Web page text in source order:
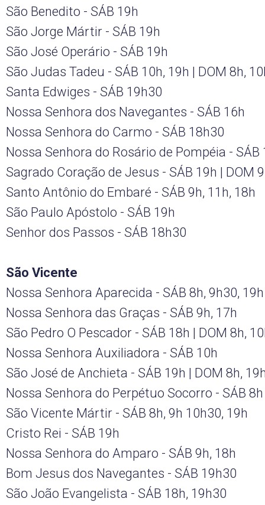
São Benedito - SÁB 19h
São Jorge Mártir - SÁB 19h
São José Operário - SÁB 19h
São Judas Tadeu - SÁB 10h, 19h | DOM 8h,
Santa Edwiges - SÁB 19h30
Nossa Senhora dos Navegantes - SÁB 16h
Nossa Senhora do Carmo - SÁB 18h30
Nossa Senhora do Rosário de Pompéia - SÁB
Sagrado Coração de Jesus - SÁB 19h | DOM
Santo Antônio do Embaré - SÁB 9h, 11h, 18h
São Paulo Apóstolo - SÁB 19h
Senhor dos Passos - SÁB 18h30
São Vicente
Nossa Senhora Aparecida - SÁB 8h, 9h30, 19h
Nossa Senhora das Graças - SÁB 9h, 17h
São Pedro O Pescador - SÁB 18h | DOM 8h,
Nossa Senhora Auxiliadora - SÁB 10h
São José de Anchieta - SÁB 19h | DOM 8h,
Nossa Senhora do Perpétuo Socorro - SÁB 8h
São Vicente Mártir - SÁB 8h, 9h 10h30, 19h
Cristo Rei - SÁB 19h
Nossa Senhora do Amparo - SÁB 9h, 18h
Bom Jesus dos Navegantes - SÁB 19h30
São João Evangelista - SÁB 18h, 19h30